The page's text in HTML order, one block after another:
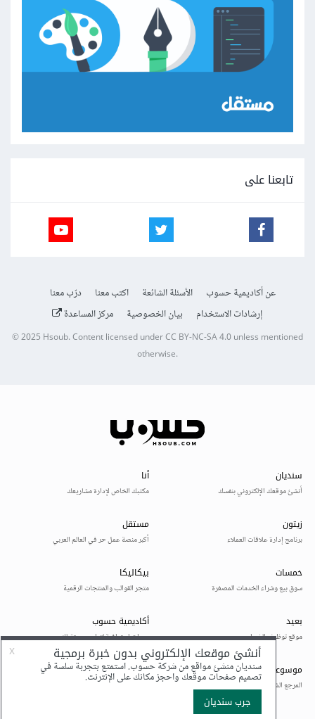
تابعنا على
عن أكاديمية حسوب الأسئلة الشائعة اكتب معنا
درّب معنا
إرشادات الاستخدام
بيان الخصوصية مركز المساعدة
© 2025Hsoub.Content licensed underCC BY-NC-SA 4.0unless mentioned
otherwise.